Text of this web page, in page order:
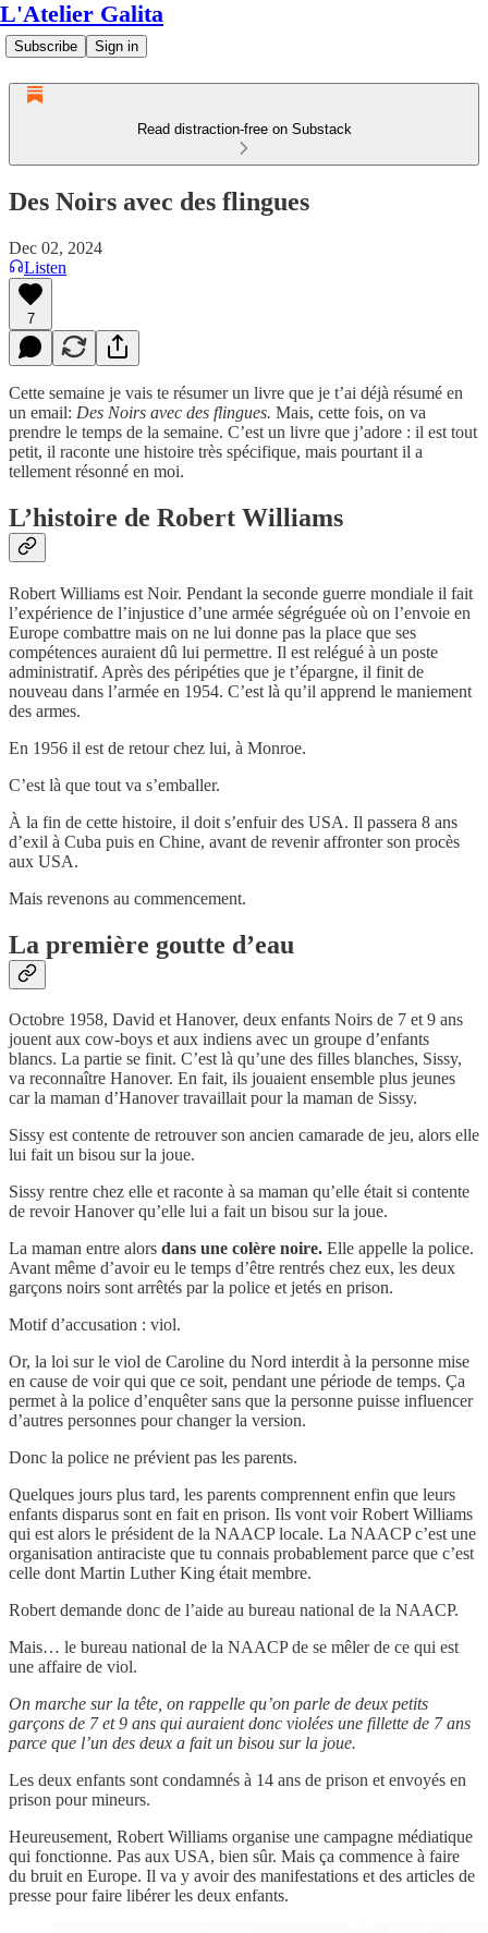
L'Atelier Galita
Subscribe Sign in
Read distraction-free on Substack
Des Noirs avec des flingues
Dec 02, 2024
Listen
7
Cette semaine je vais te résumer un livre que je t’ai déjà résumé en
un email: Des Noirs avec des flingues. Mais, cette fois, on va
prendre le temps de la semaine. C’est un livre que j’adore : il est tout
petit, il raconte une histoire très spécifique, mais pourtant il a
tellement résonné en moi.
L’histoire de Robert Williams
Robert Williams est Noir. Pendant la seconde guerre mondiale il fait
l’expérience de l’injustice d’une armée ségréguée où on l’envoie en
Europe combattre mais on ne lui donne pas la place que ses
compétences auraient dû lui permettre. Il est relégué à un poste
administratif. Après des péripéties que je t’épargne, il finit de
nouveau dans l’armée en 1954. C’est là qu’il apprend le maniement
des armes.
En 1956 il est de retour chez lui, à Monroe.
C’est là que tout va s’emballer.
À la fin de cette histoire, il doit s’enfuir des USA. Il passera 8 ans
d’exil à Cuba puis en Chine, avant de revenir affronter son procès
aux USA.
Mais revenons au commencement.
La première goutte d’eau
Octobre 1958, David et Hanover, deux enfants Noirs de 7 et 9 ans
jouent aux cow-boys et aux indiens avec un groupe d’enfants
blancs. La partie se finit. C’est là qu’une des filles blanches, Sissy,
va reconnaître Hanover. En fait, ils jouaient ensemble plus jeunes
car la maman d’Hanover travaillait pour la maman de Sissy.
Sissy est contente de retrouver son ancien camarade de jeu, alors elle
lui fait un bisou sur la joue.
Sissy rentre chez elle et raconte à sa maman qu’elle était si contente
de revoir Hanover qu’elle lui a fait un bisou sur la joue.
La maman entre alors dans une colère noire. Elle appelle la police.
Avant même d’avoir eu le temps d’être rentrés chez eux, les deux
garçons noirs sont arrêtés par la police et jetés en prison.
Motif d’accusation : viol.
Or, la loi sur le viol de Caroline du Nord interdit à la personne mise
en cause de voir qui que ce soit, pendant une période de temps. Ça
permet à la police d’enquêter sans que la personne puisse influencer
d’autres personnes pour changer la version.
Donc la police ne prévient pas les parents.
Quelques jours plus tard, les parents comprennent enfin que leurs
enfants disparus sont en fait en prison. Ils vont voir Robert Williams
qui est alors le président de la NAACP locale. La NAACP c’est une
organisation antiraciste que tu connais probablement parce que c’est
celle dont Martin Luther King était membre.
Robert demande donc de l’aide au bureau national de la NAACP.
Mais… le bureau national de la NAACP de se mêler de ce qui est
une affaire de viol.
On marche sur la tête, on rappelle qu’on parle de deux petits
garçons de 7 et 9 ans qui auraient donc violées une fillette de 7 ans
parce que l’un des deux a fait un bisou sur la joue.
Les deux enfants sont condamnés à 14 ans de prison et envoyés en
prison pour mineurs.
Heureusement, Robert Williams organise une campagne médiatique
qui fonctionne. Pas aux USA, bien sûr. Mais ça commence à faire
du bruit en Europe. Il va y avoir des manifestations et des articles de
presse pour faire libérer les deux enfants.